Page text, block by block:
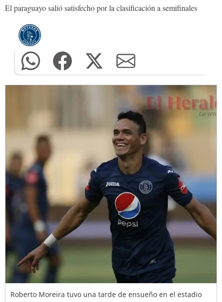
El paraguayo salió satisfecho por la clasificación a semifinales
Roberto Moreira tuvo una tarde de ensueño en el estadio